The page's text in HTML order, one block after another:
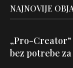
NAJNOVIJE
„Pro-
bez potrebe